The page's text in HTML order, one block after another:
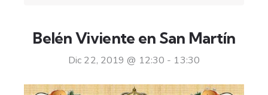
Belén Viviente en San Martín
Dic 22, 2019 @ 12:30 - 13:30